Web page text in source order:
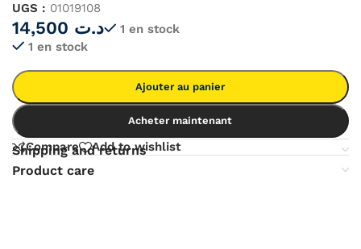
UGS : 01019108
د.ت
1 en stock
1 en stock
Ajouter au panier
Acheter maintenant
Compare Add to wishlist
Shipping and returns
Product care